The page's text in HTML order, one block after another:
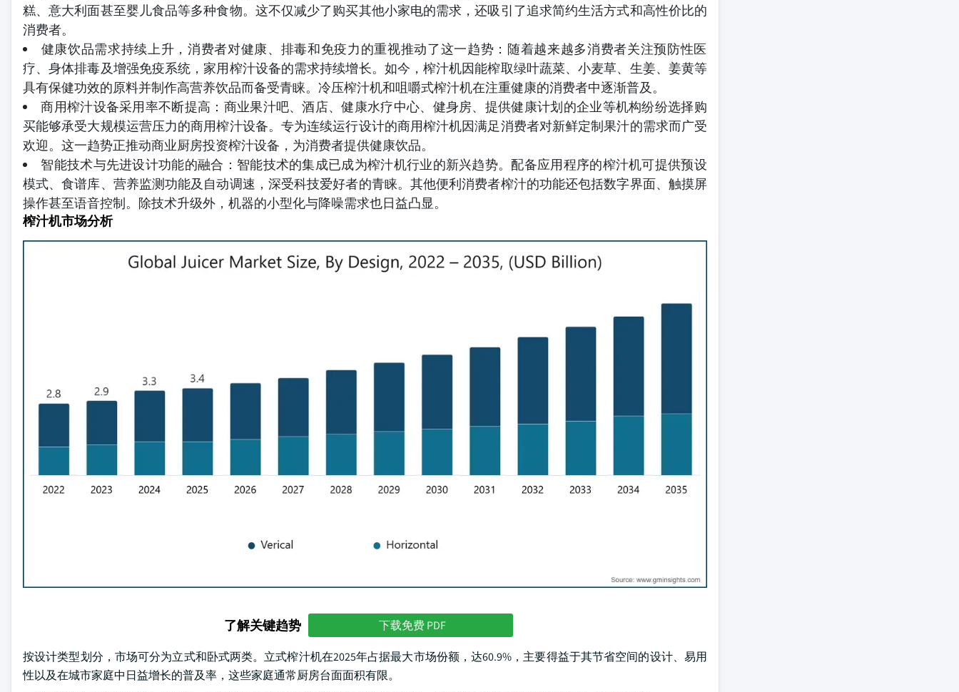
糕、意大利面甚至婴儿食品等多种食物。这不仅减少了购买其他小家电的需求，还吸引了追求简约生活方式和高性价比的
消费者。
健康饮品需求持续上升，消费者对健康、排毒和免疫力的重视推动了这一趋势：随着越来越多消费者关注预防性医
疗、身体排毒及增强免疫系统，家用榨汁设备的需求持续增长。如今，榨汁机因能榨取绿叶蔬菜、小麦草、生姜、姜黄等
具有保健功效的原料并制作高营养饮品而备受青睐。冷压榨汁机和咀嚼式榨汁机在注重健康的消费者中逐渐普及。
商用榨汁设备采用率不断提高：商业果汁吧、酒店、健康水疗中心、健身房、提供健康计划的企业等机构纷纷选择购
买能够承受大规模运营压力的商用榨汁设备。专为连续运行设计的商用榨汁机因满足消费者对新鲜定制果汁的需求而广受
欢迎。这一趋势正推动商业厨房投资榨汁设备，为消费者提供健康饮品。
智能技术与先进设计功能的融合：智能技术的集成已成为榨汁机行业的新兴趋势。配备应用程序的榨汁机可提供预设
模式、食谱库、营养监测功能及自动调速，深受科技爱好者的青睐。其他便利消费者榨汁的功能还包括数字界面、触摸屏
操作甚至语音控制。除技术升级外，机器的小型化与降噪需求也日益凸显。
榨汁机市场分析
了解关键趋势 下载免费 PDF
按设计类型划分，市场可分为立式和卧式两类。立式榨汁机在2025年占据最大市场份额，达60.9%，主要得益于其节省空间的设计、易用
性以及在城市家庭中日益增长的普及率，这些家庭通常厨房台面面积有限。